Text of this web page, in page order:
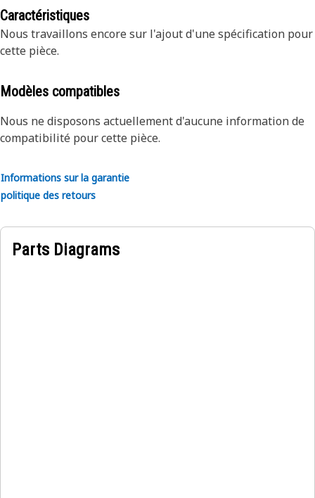
Caractéristiques
Nous travaillons encore sur l'ajout d'une spécification pour
cette pièce.
Modèles compatibles
Nous ne disposons actuellement d'aucune information de
compatibilité pour cette pièce.
Informations sur la garantie
politique des retours
Parts Diagrams